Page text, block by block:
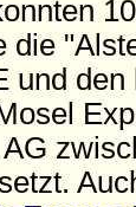
die
und